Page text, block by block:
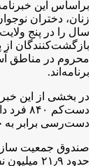
زنان، دختران
سال را در پنج
بازگشت‌کنندگان از
محروم در مناطق
برنامه‌اند.
در بخشی از این
دست‌کم
دست‌رسی برابر به